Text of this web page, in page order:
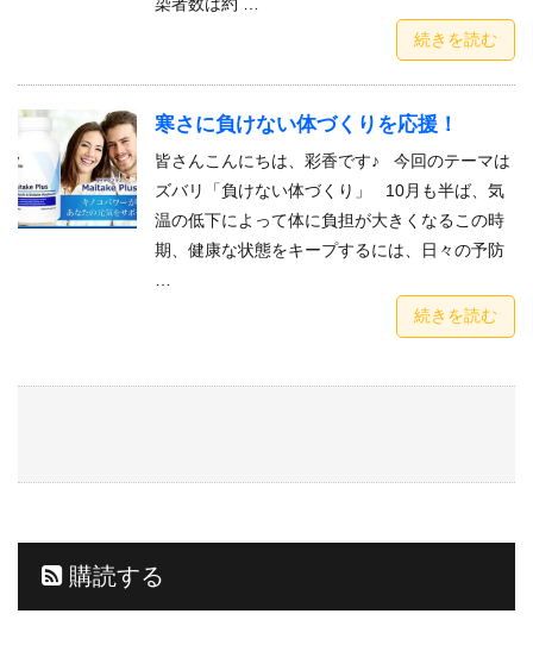
続きを読む
寒さに負けない体づくりを応援！
皆さんこんにちは、彩香です♪ 今回のテーマは
ズバリ「負けない体づくり」 10月も半ば、気
温の低下によって体に負担が大きくなるこの時
期、健康な状態をキープするには、日々の予防
続きを読む
購読する